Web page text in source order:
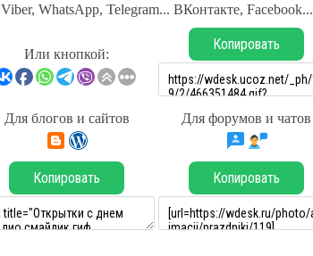
Viber, WhatsApp, Telegram... ВКонтакте, Facebook...
Или кнопкой:
Копировать
Для блогов и сайтов Для форумов и чатов
Копировать Копировать